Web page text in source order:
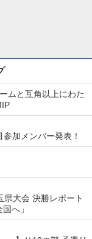
ムと互角以上にわた
加メンバー発表！
県大会 決勝レポート
へ」